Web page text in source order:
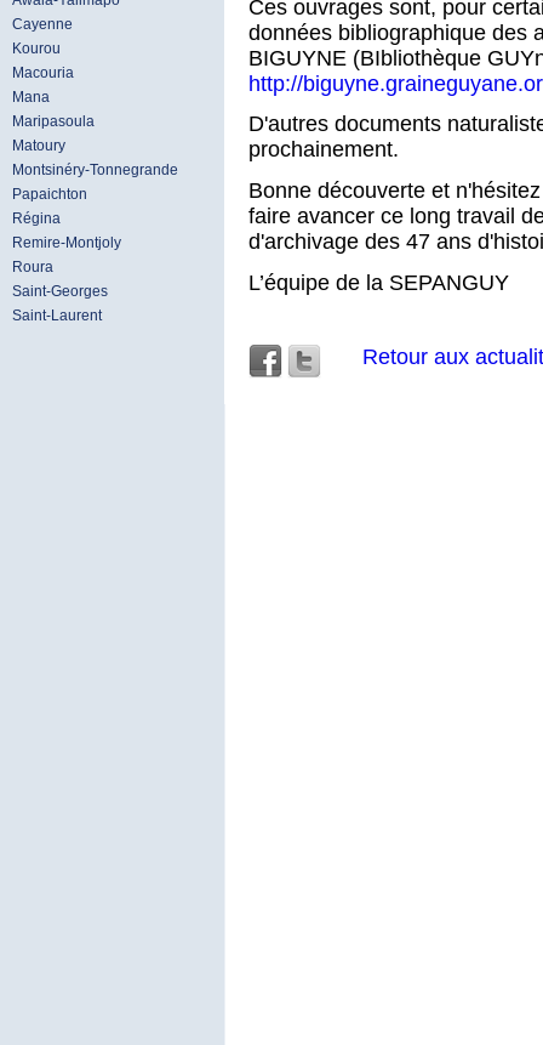
Cayenne
Kourou
Macouria
Mana
Maripasoula
Matoury
Montsinéry-Tonnegrande
Papaichton
Régina
Remire-Montjoly
Roura
Saint-Georges
Saint-Laurent
Ces ouvrages sont, pour
données bibliographique des
BIGUYNE (BIbliothèque
http://
D'autres documents
prochainement.
Bonne découverte et
faire avancer ce long travail
d'archivage des 47 ans
L’équipe de la SEPANGUY
Retour aux